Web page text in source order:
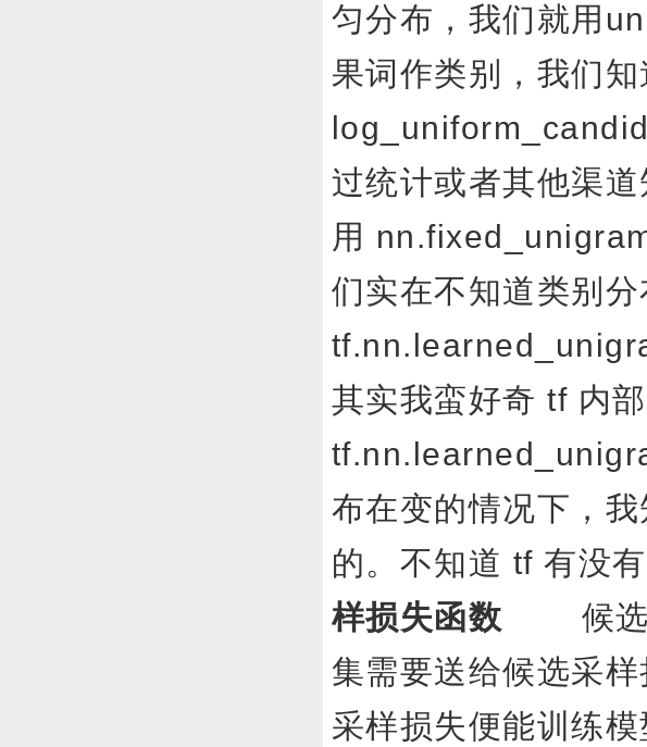
匀分布，我们就用
果词作类别，我们
过统计或者其他渠
用
们实在不知道类别
其实我蛮好奇 tf 内
布在变的情况下，
的。不知道 tf 有
样损失函数 候选采
集需要送给候选采
采样损失便能训练